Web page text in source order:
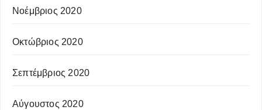
Νοέμβριος 2020
Οκτώβριος 2020
Σεπτέμβριος 2020
Αύγουστος 2020